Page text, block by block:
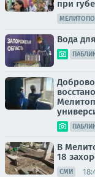
при
Вода
В
18
СМИ